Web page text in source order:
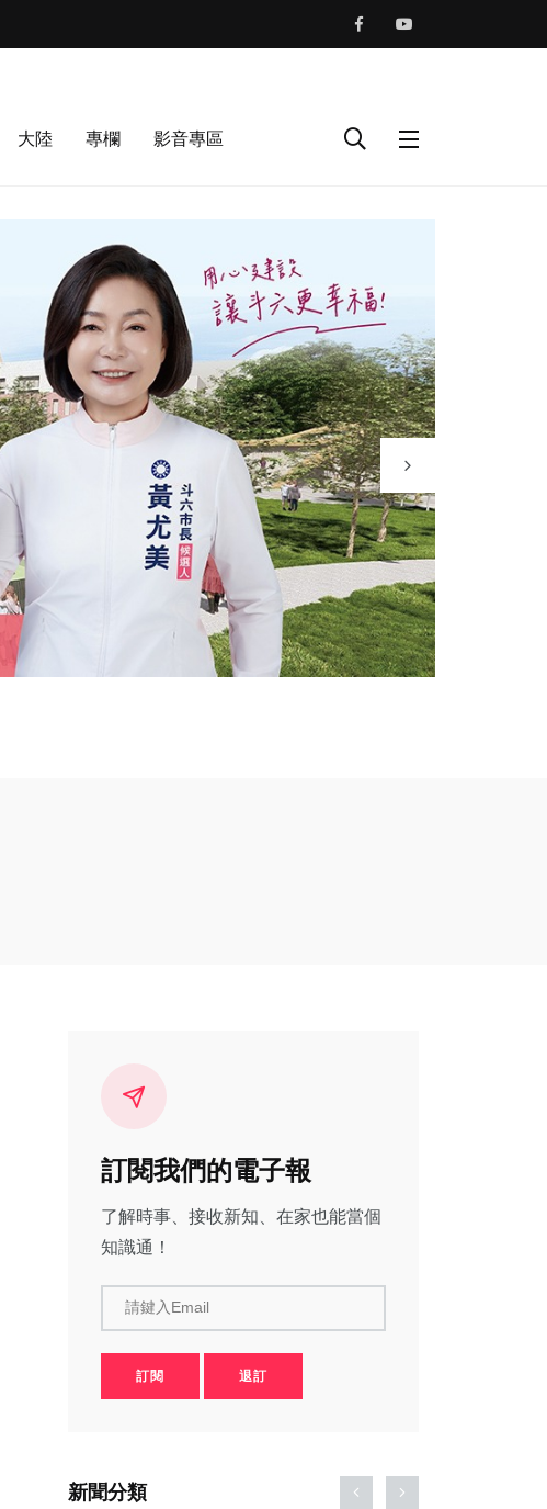
大陸 專欄 影音專區
訂閱我們的電子報
了解時事、接收新知、在家也能當個
知識通！
請鍵入Email
訂閱 退訂
新聞分類